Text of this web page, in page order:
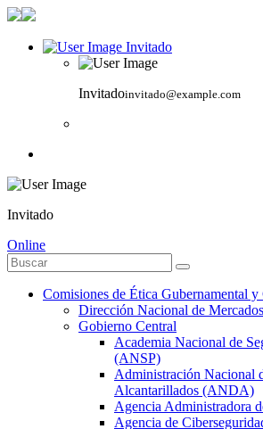
Invitado
Invitadoinvitado@example.com
Invitado
Online
Comisiones de Ética Gubernamental
Dirección Nacional de Mercados
Gobierno Central
Academia Nacional de
(ANSP)
Administración Nacional
Alcantarillados (ANDA)
Agencia Administradora
Agencia de